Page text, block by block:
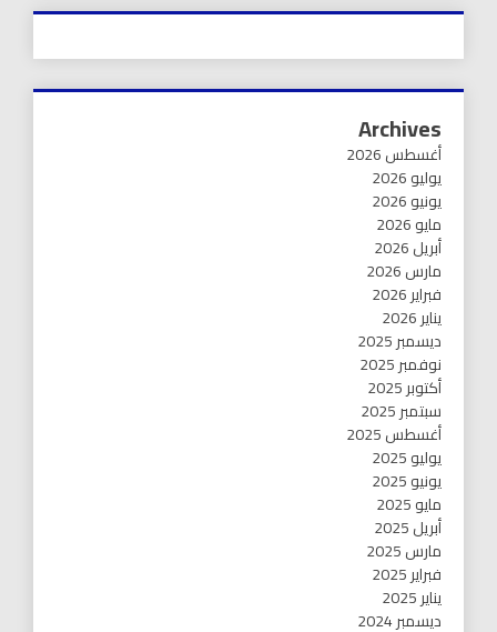
Archives
أغسطس 2026
يوليو 2026
يونيو 2026
مايو 2026
أبريل 2026
مارس 2026
فبراير 2026
يناير 2026
ديسمبر 2025
نوفمبر 2025
أكتوبر 2025
سبتمبر 2025
أغسطس 2025
يوليو 2025
يونيو 2025
مايو 2025
أبريل 2025
مارس 2025
فبراير 2025
يناير 2025
ديسمبر 2024